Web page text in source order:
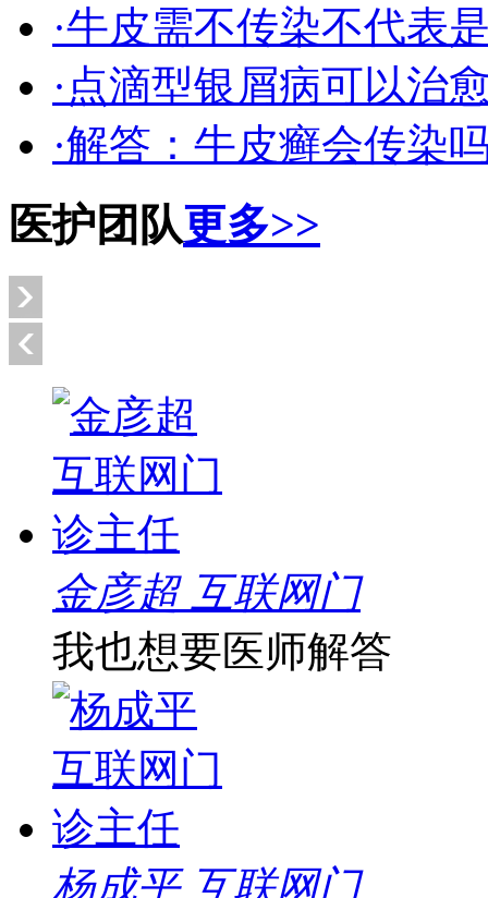
·牛皮需不传染不代表
·点滴型银屑病可以治
·解答：牛皮癣会传染
医护团队更多>>
金彦超 互联网门
我也想要医师解答
杨成平 互联网门